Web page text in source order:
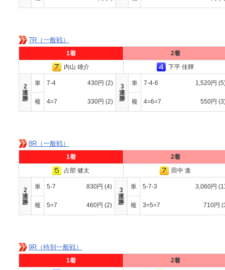
7R（一般戦）
1着
2着
内山 雄介
下平 佳輝
2
連
勝
単 7-4 430円 (2)
3
連
勝
単 7-4-6 1,520円
複 4=7 330円 (2) 複 4=6=7 550円
8R（一般戦）
1着
2着
占部 健太
田中 進
2
連
勝
単 5-7 830円 (4)
3
連
勝
単 5-7-3 3,060円
複 5=7 460円 (2) 複 3=5=7 710円
9R（特別一般戦）
1着
2着